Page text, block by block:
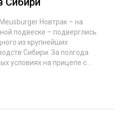
Новтрак – на
подвеске – подверглись
из крупнейших
Сибири. За полгода
условиях на прицепе с...